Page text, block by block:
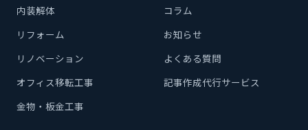
内装解体
リフォーム
リノベーション
オフィス移転工事
金物・板金工事
コラム
お知らせ
よくある質問
記事作成代行サービス